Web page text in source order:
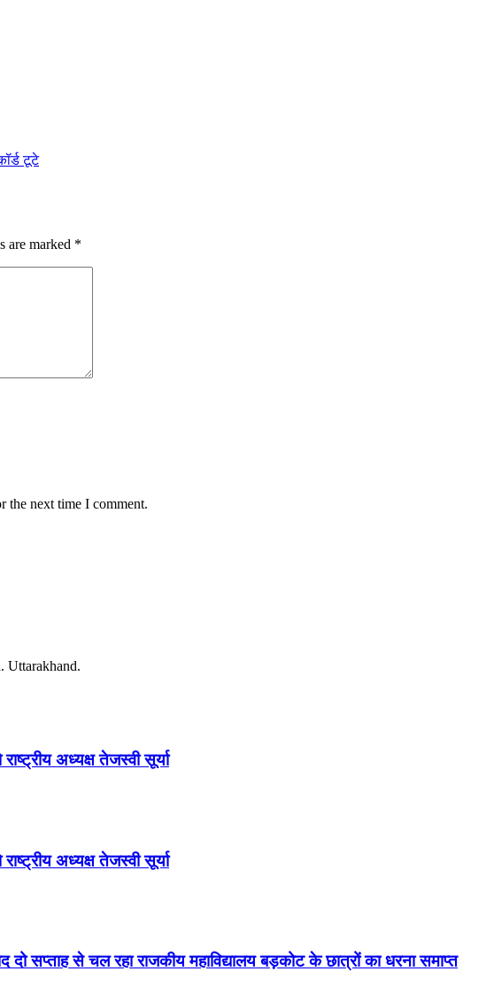
टूटे
are marked *
the next time I comment.
Uttarakhand.
अध्यक्ष तेजस्वी सूर्या
अध्यक्ष तेजस्वी सूर्या
दो सप्ताह से चल रहा राजकीय महाविद्यालय बड़कोट के छात्रों का धरना समाप्त